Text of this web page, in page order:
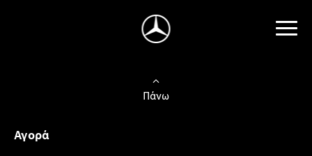
Πάνω
Αγορά